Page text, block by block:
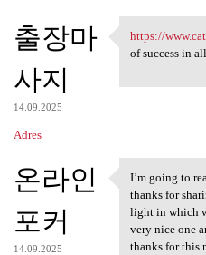
출장마
사지
14.09.2025
Adres
https://
https://
of success in
온라인
포커
14.09.2025
I’m going to
I’m going to
thanks for
light in which
very nice one
thanks for this